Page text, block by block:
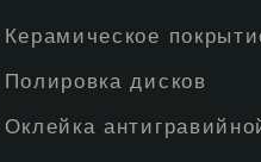
Керамическое
Полировка дисков
Оклейка